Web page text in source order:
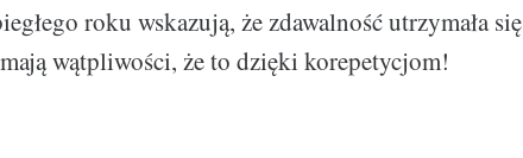
roku wskazują, że zdawalność utrzymała się
wątpliwości, że to dzięki korepetycjom!